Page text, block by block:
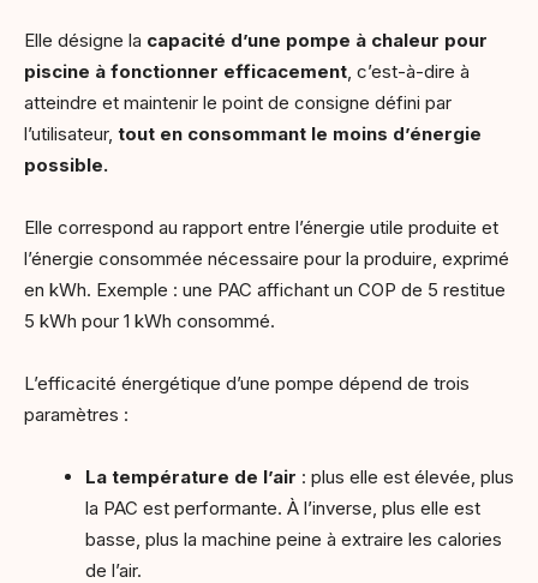
Elle désigne la capacité d’une pompe à chaleur pour
piscine à fonctionner efficacement, c’est-à-dire à
atteindre et maintenir le point de consigne défini par
l’utilisateur, tout en consommant le moins d’énergie
possible.
Elle correspond au rapport entre l’énergie utile produite et
l’énergie consommée nécessaire pour la produire, exprimé
en kWh. Exemple : une PAC affichant un COP de 5 restitue
5 kWh pour 1 kWh consommé.
L’efficacité énergétique d’une pompe dépend de trois
paramètres :
La température de l’air : plus elle est élevée, plus
la PAC est performante. À l’inverse, plus elle est
basse, plus la machine peine à extraire les calories
de l’air.